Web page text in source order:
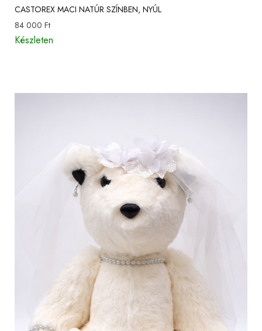
CASTOREX MACI NATÚR SZÍNBEN, NYÚL
84 000 Ft
Készleten